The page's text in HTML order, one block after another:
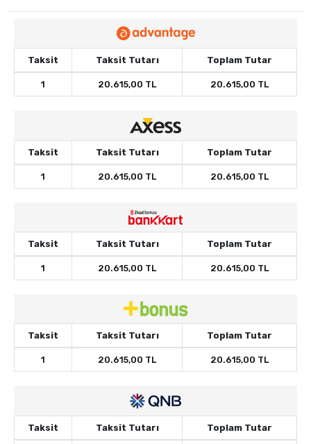
Taksit Taksit Tutarı Toplam Tutar
1 20.615,00 TL 20.615,00 TL
Taksit Taksit Tutarı Toplam Tutar
1 20.615,00 TL 20.615,00 TL
Taksit Taksit Tutarı Toplam Tutar
1 20.615,00 TL 20.615,00 TL
Taksit Taksit Tutarı Toplam Tutar
1 20.615,00 TL 20.615,00 TL
Taksit Taksit Tutarı Toplam Tutar